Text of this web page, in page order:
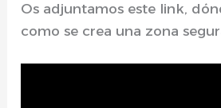
Os adjuntamos este link,
como se crea una zona